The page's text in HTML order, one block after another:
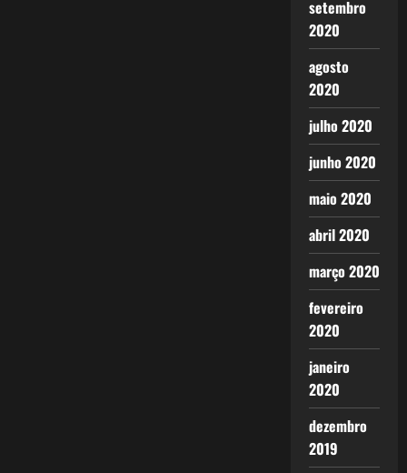
setembro
2020
agosto
2020
julho 2020
junho 2020
maio 2020
abril 2020
março 2020
fevereiro
2020
janeiro
2020
dezembro
2019